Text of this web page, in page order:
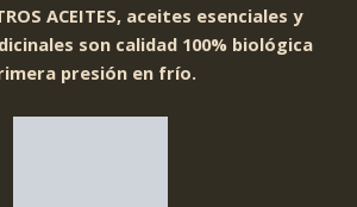
ACEITES, aceites esenciales y
son calidad 100% biológica
presión en frío.